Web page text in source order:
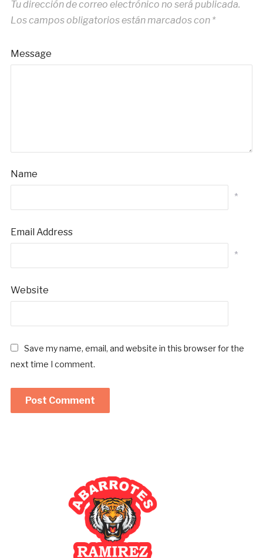
Tu dirección de correo electrónico no será publicada.
Los campos obligatorios están marcados con *
Message
Name
*
Email Address
*
Website
Save my name, email, and website in this browser for the
next time I comment.